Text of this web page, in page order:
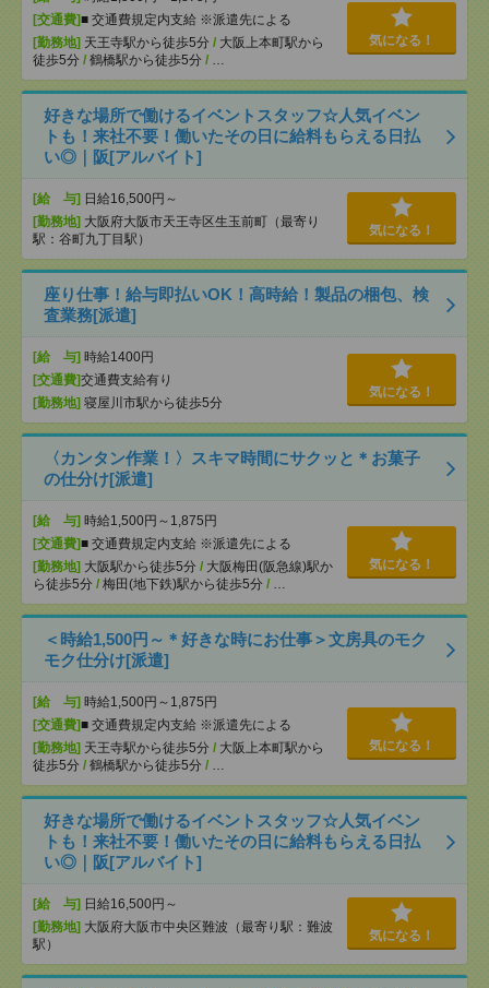
[交通費]■ 交通費規定内支給 ※派遣先による
[勤務地] 天王寺駅から徒歩5分 / 大阪上本町駅から
徒歩5分 / 鶴橋駅から徒歩5分 / …
気になる！
好きな場所で働けるイベントスタッフ☆人気イベン
トも！来社不要！働いたその日に給料もらえる日払
い◎｜阪[アルバイト]
[給 与] 日給16,500円～
[勤務地] 大阪府大阪市天王寺区生玉前町（最寄り
駅：谷町九丁目駅）
気になる！
座り仕事！給与即払いOK！高時給！製品の梱包、検
査業務[派遣]
[給 与] 時給1400円
[交通費]交通費支給有り
[勤務地] 寝屋川市駅から徒歩5分
気になる！
〈カンタン作業！〉スキマ時間にサクッと＊お菓子
の仕分け[派遣]
[給 与] 時給1,500円～1,875円
[交通費]■ 交通費規定内支給 ※派遣先による
[勤務地] 大阪駅から徒歩5分 / 大阪梅田(阪急線)駅か
ら徒歩5分 / 梅田(地下鉄)駅から徒歩5分 / …
気になる！
＜時給1,500円～＊好きな時にお仕事＞文房具のモク
モク仕分け[派遣]
[給 与] 時給1,500円～1,875円
[交通費]■ 交通費規定内支給 ※派遣先による
[勤務地] 天王寺駅から徒歩5分 / 大阪上本町駅から
徒歩5分 / 鶴橋駅から徒歩5分 / …
気になる！
好きな場所で働けるイベントスタッフ☆人気イベン
トも！来社不要！働いたその日に給料もらえる日払
い◎｜阪[アルバイト]
[給 与] 日給16,500円～
[勤務地] 大阪府大阪市中央区難波（最寄り駅：難波
駅）
気になる！